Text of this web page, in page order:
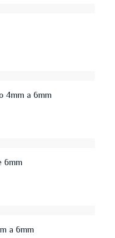
4mm a 6mm
6mm
a 6mm